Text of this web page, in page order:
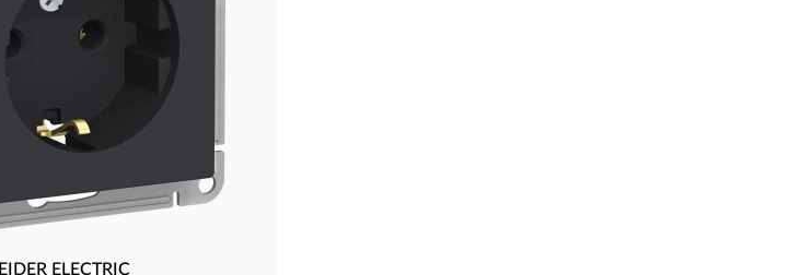
ELECTRIC